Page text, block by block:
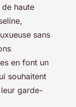
haute
sans
en font un
souhaitent
garde-